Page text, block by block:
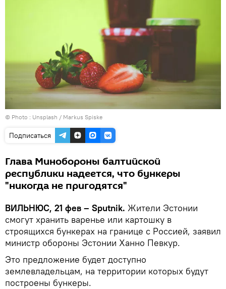
© Photo : Unsplash / Markus Spiske
Подписаться
Глава Минобороны балтийской
республики надеется, что бункеры
"никогда не пригодятся"
ВИЛЬНЮС, 21 фев – Sputnik. Жители Эстонии
смогут хранить варенье или картошку в
строящихся бункерах на границе с Россией, заявил
министр обороны Эстонии Ханно Певкур.
Это предложение будет доступно
землевладельцам, на территории которых будут
построены бункеры.